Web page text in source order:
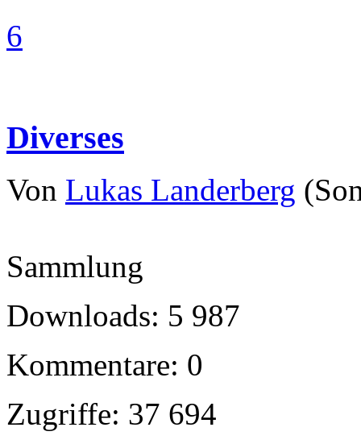
6
Diverses
Von Lukas Landerberg
Sammlung
Downloads: 5 987
Kommentare: 0
Zugriffe: 37 694